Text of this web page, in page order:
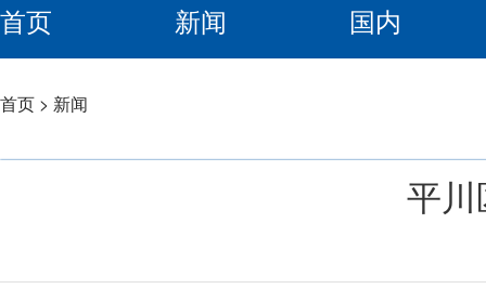
首页 新闻 国内
首页 > 新闻
平川